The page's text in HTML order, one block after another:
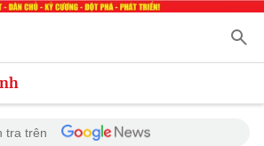
tra trên